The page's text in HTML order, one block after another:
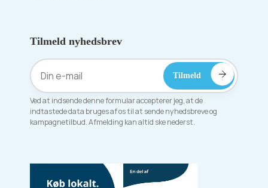
Tilmeld nyhedsbrev
Ved at indsende denne formular accepterer jeg, at de
indtastede data bruges af os til at sende nyhedsbreve og
kampagnetilbud. Afmelding kan altid ske nederst.